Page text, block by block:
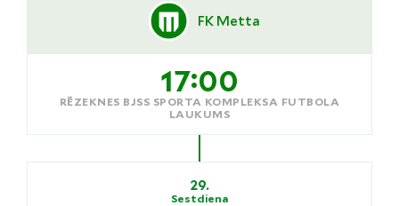
FK Metta
17:00
RĒZEKNES BJSS SPORTA KOMPLEKSA FUTBOLA
LAUKUMS
29.
Sestdiena